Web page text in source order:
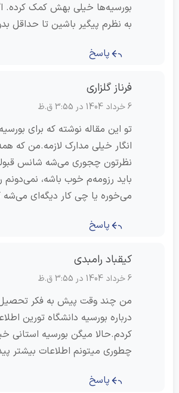
بورسیه‌ها خیلی بهش کمک کرده. اگه
به نظرم پیگیر باشین تا حداقل بدونین
پاسخ
فرناز گلزاری
تو این مقاله نوشته که برای بورسیه
انگار خیلی مدارک لازمه.من که همه رو
نظرتون چجوری می‌شه شانس قبولی رو
باید رزومه‌م خوب باشه، نمی‌دونم رزومه
می‌خوره یا چی کار دیگه‌ای می‌شه کرد
پاسخ
کیقباد رامبدی
من چند وقت پیش به فکر تحصیل در
درباره بورسیه دانشگاه تورین اطلاعاتی
کردم.حالا میگن بورسیه استانی خیلی
چطوری میتونم اطلاعات بیشتر پیدا کنم؟
پاسخ